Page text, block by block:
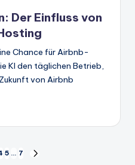
Der Einfluss von
Chance für Airbnb-
KI den täglichen Betrieb,
von Airbnb
5 … 7